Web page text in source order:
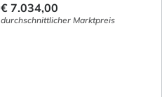
€ 7.034,00
durchschnittlicher Marktpreis